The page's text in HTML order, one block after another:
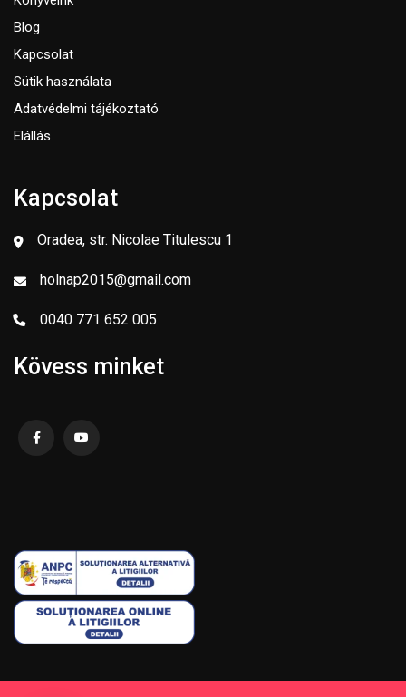
Blog
Kapcsolat
Sütik használata
Adatvédelmi tájékoztató
Elállás
Kapcsolat
Oradea, str. Nicolae Titulescu 1
holnap2015@gmail.com
0040 771 652 005
Kövess minket